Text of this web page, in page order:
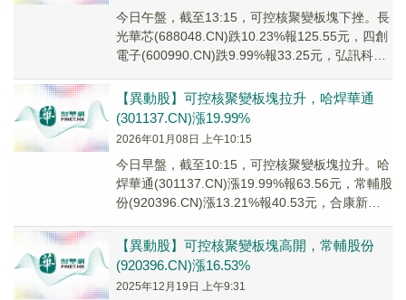
今日午盤，截至13:15，可控核聚變板塊下挫。長
光華芯(688048.CN)跌10.23%報125.55元，四創
電子(600990.CN)跌9.99%報33.25元，弘訊科技
【異動股】可控核聚變板塊拉升，哈焊華通
(301137.CN)漲19.99%
2026年01月08日 上午10:15
今日早盤，截至10:15，可控核聚變板塊拉升。哈
焊華通(301137.CN)漲19.99%報63.56元，常輔股
份(920396.CN)漲13.21%報40.53元，合康新能
【異動股】可控核聚變板塊高開，常輔股份
(920396.CN)漲16.53%
2025年12月19日 上午9:31